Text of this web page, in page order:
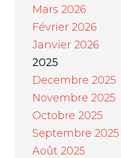
Mars 2026
Février 2026
Janvier 2026
2025
Decembre 2025
Novembre 2025
Octobre 2025
Septembre 2025
Août 2025